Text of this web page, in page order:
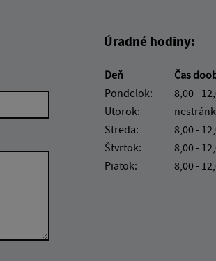
Úradné hodiny:
Deň
Čas
Pondelok:
8,00 -
Utorok:
Streda:
8,00 -
Štvrtok:
8,00 -
Piatok:
8,00 -